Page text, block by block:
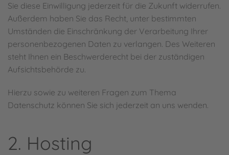
Sie diese Einwilligung jederzeit für die Zukunft widerrufen.
Außerdem haben Sie das Recht, unter bestimmten
Umständen die Einschränkung der Verarbeitung Ihrer
personenbezogenen Daten zu verlangen. Des Weiteren
steht Ihnen ein Beschwerderecht bei der zuständigen
Aufsichtsbehörde zu.
Hierzu sowie zu weiteren Fragen zum Thema
Datenschutz können Sie sich jederzeit an uns wenden.
2. Hosting